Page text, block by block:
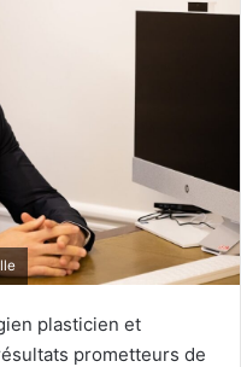
plasticien et
prometteurs de